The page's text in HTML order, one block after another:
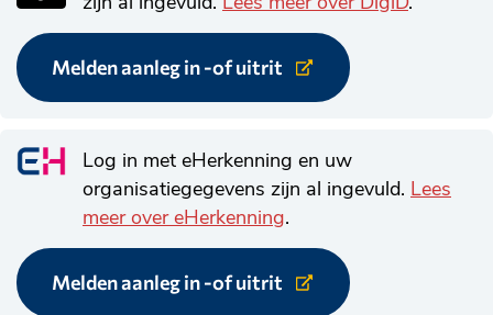
Melden aanleg in -of uitrit
Link
Log in met eHerkenning en uw
organisatiegegevens zijn al ingevuld. Lees
meer over eHerkenning.
Melden aanleg in -of uitrit
Link